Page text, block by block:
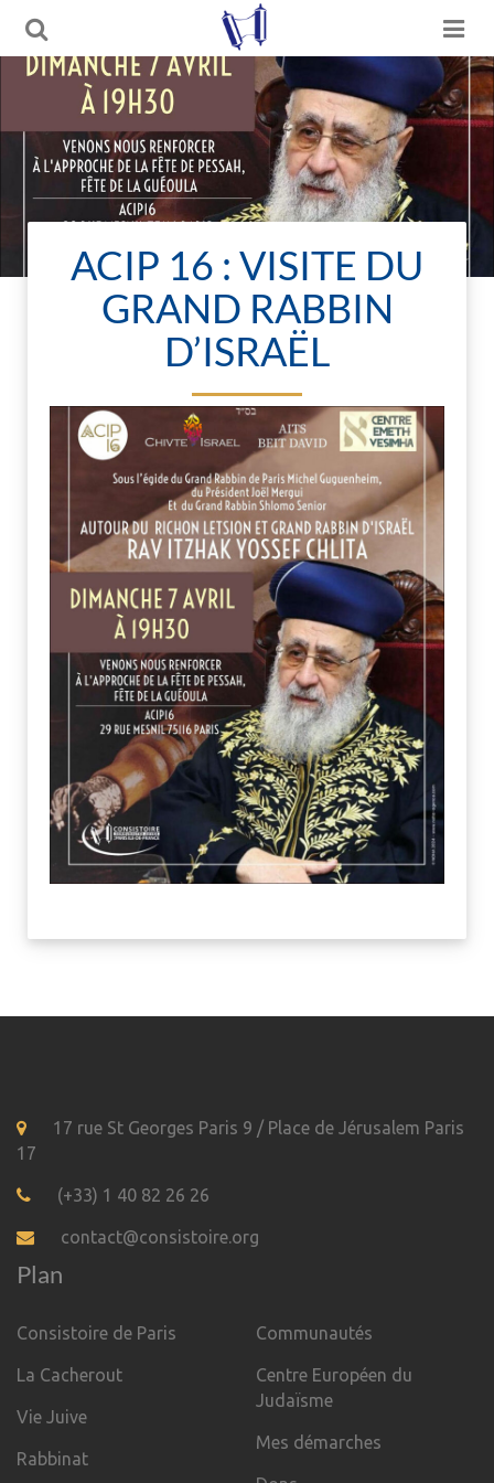
ACIP 16 : VISITE DU
GRAND RABBIN
D’ISRAËL
17 rue St Georges Paris 9 / Place de Jérusalem Paris
17
(+33) 1 40 82 26 26
contact@consistoire.org
Plan
Consistoire de Paris
La Cacherout
Vie Juive
Rabbinat
Communautés
Centre Européen du
Judaïsme
Mes démarches